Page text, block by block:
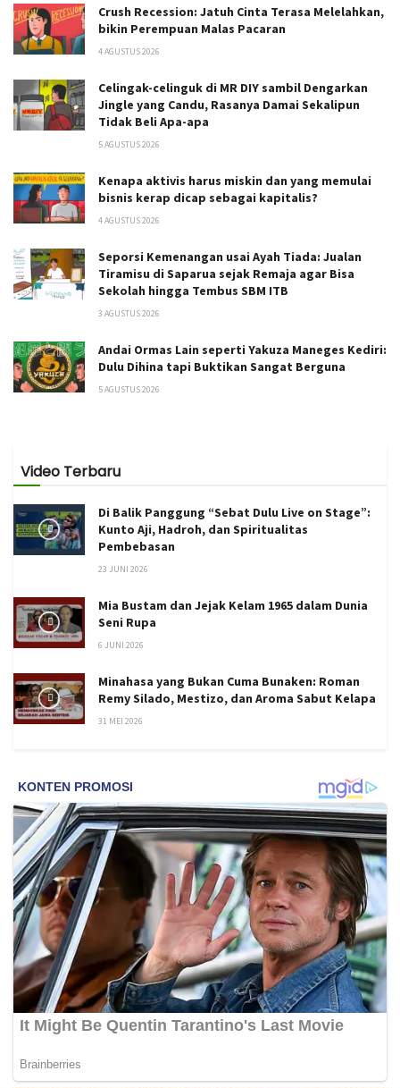
Crush Recession: Jatuh Cinta Terasa Melelahkan,
bikin Perempuan Malas Pacaran
4 AGUSTUS 2026
Celingak-celinguk di MR DIY sambil Dengarkan
Jingle yang Candu, Rasanya Damai Sekalipun
Tidak Beli Apa-apa
5 AGUSTUS 2026
Kenapa aktivis harus miskin dan yang memulai
bisnis kerap dicap sebagai kapitalis?
4 AGUSTUS 2026
Seporsi Kemenangan usai Ayah Tiada: Jualan
Tiramisu di Saparua sejak Remaja agar Bisa
Sekolah hingga Tembus SBM ITB
3 AGUSTUS 2026
Andai Ormas Lain seperti Yakuza Maneges Kediri:
Dulu Dihina tapi Buktikan Sangat Berguna
5 AGUSTUS 2026
Video Terbaru
Di Balik Panggung “Sebat Dulu Live on Stage”:
Kunto Aji, Hadroh, dan Spiritualitas
Pembebasan
23 JUNI 2026
Mia Bustam dan Jejak Kelam 1965 dalam Dunia
Seni Rupa
6 JUNI 2026
Minahasa yang Bukan Cuma Bunaken: Roman
Remy Silado, Mestizo, dan Aroma Sabut Kelapa
31 MEI 2026